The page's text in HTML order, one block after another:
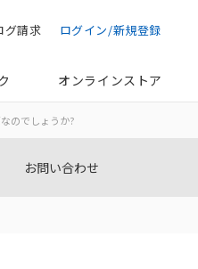
ログイン/新規登録
グ請求
オンラインストア
のでしょうか?
お問い合わせ